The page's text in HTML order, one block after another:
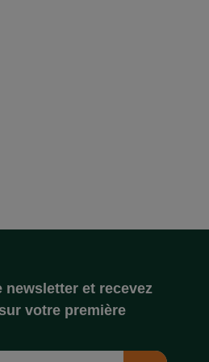
et recevez
votre première